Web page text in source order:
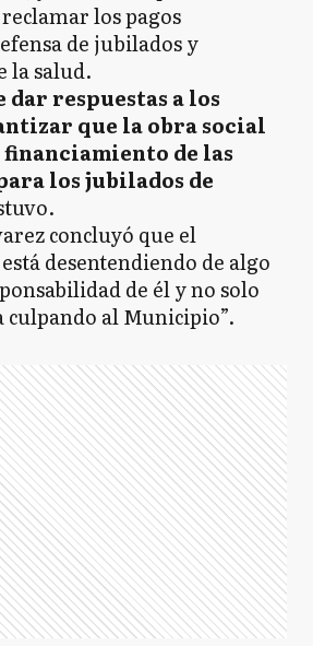
los pagos
de jubilados y
la salud.
dar respuestas a los
que la obra social
de las
los jubilados de
concluyó que el
desentendiendo de algo
de él y no solo
culpando al Municipio”.